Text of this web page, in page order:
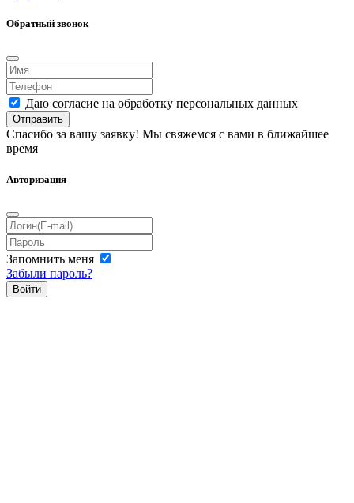
Обратный звонок
Даю согласие на обработку персональных данных
Отправить
Спасибо за вашу заявку! Мы свяжемся с вами в ближайшее
время
Авторизация
Запомнить меня
Забыли пароль?
Войти